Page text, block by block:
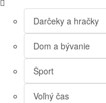
Darčeky a hračky
Dom a bývanie
Šport
Voľný čas